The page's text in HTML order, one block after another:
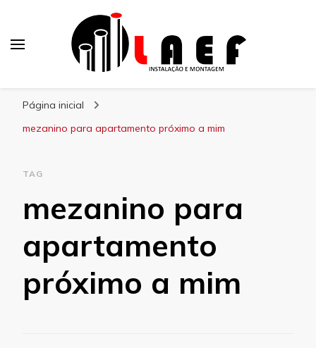
Página inicial
mezanino para apartamento próximo a mim
TAG
mezanino para
apartamento
próximo a mim